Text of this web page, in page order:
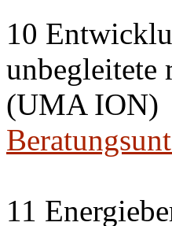
10
unbegleitete
(UMA ION)
11